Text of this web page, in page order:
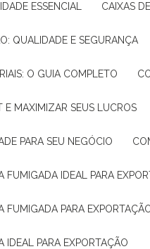
ESSENCIAL CAIXAS
QUALIDADE E SEGURANÇA
O GUIA COMPLETO
E MAXIMIZAR SEUS LUCROS
PARA SEU NEGÓCIO
FUMIGADA IDEAL PARA
FUMIGADA PARA EXPORTAÇÃO
IDEAL PARA EXPORTAÇÃO